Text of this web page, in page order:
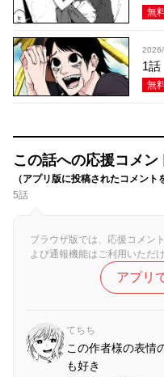
無
1話
無
この話への応援コメン
（アプリ版に投稿されたコメント
5話
ブラウザ版では、応援コメン
よび通報機能はご利用いただ
アプリ
てちち
この作者様の表情
も好き